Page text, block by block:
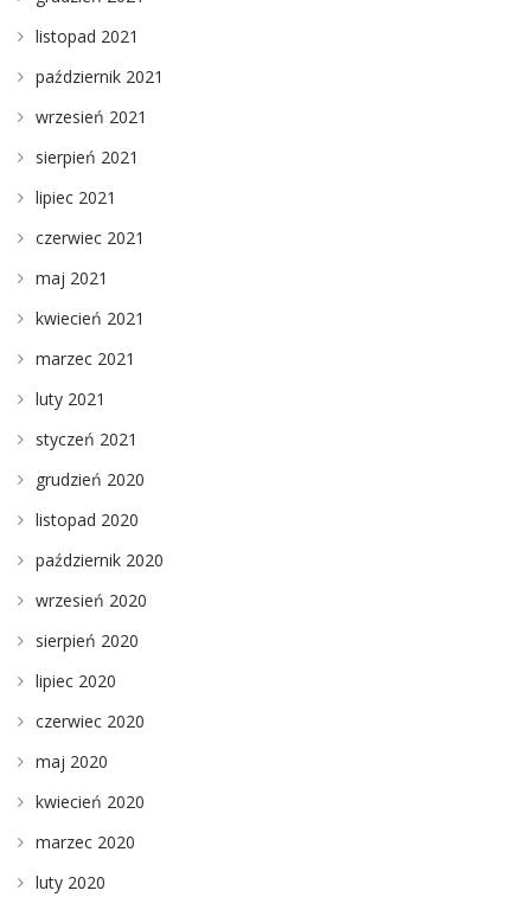
listopad 2021
październik 2021
wrzesień 2021
sierpień 2021
lipiec 2021
czerwiec 2021
maj 2021
kwiecień 2021
marzec 2021
luty 2021
styczeń 2021
grudzień 2020
listopad 2020
październik 2020
wrzesień 2020
sierpień 2020
lipiec 2020
czerwiec 2020
maj 2020
kwiecień 2020
marzec 2020
luty 2020